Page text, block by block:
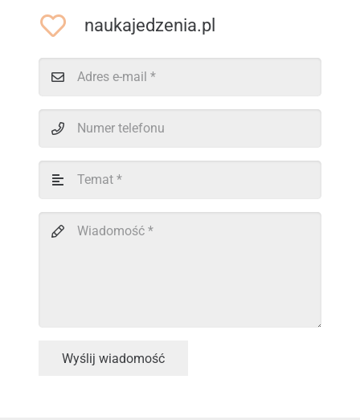
naukajedzenia.pl
Wyślij wiadomość